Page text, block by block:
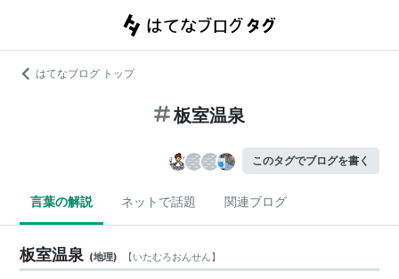
はてなブログ トップ
板室温泉
このタグでブログを書く
言葉の解説 ネットで話題 関連ブログ
板室温泉 (地理) 【いたむろおんせん】